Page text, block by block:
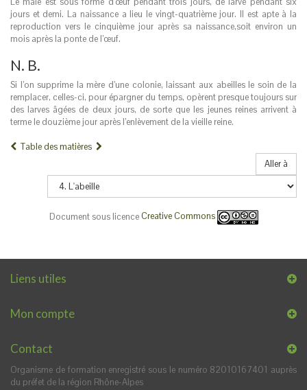
jours et demi. La naissance a lieu le vingt-quatrième jour. Il est apte à la
reproduction vers le cinquième jour après sa naissance,soit environ un
mois après la ponte de l’œuf.
N. B.
Si l’on supprime la mère d’une colonie, laissant aux abeilles le soin de la
remplacer, celles-ci, pour épargner du temps, opèrent presque toujours sur
des larves âgées de deux jours, de sorte que les jeunes reines arrivent à
terme le douzième jour après l’enlèvement de la vieille reine.
Table des matières
Aller à
Document sous licenceCreative Commons
Liens utiles
Mon compte
Contact
Organisme de formation enregistré sous le numéro 82010167401 auprès
du préfet de la région Rhône-Alpes